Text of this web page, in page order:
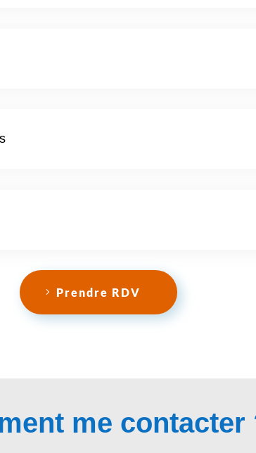
Prendre RDV
me contacter